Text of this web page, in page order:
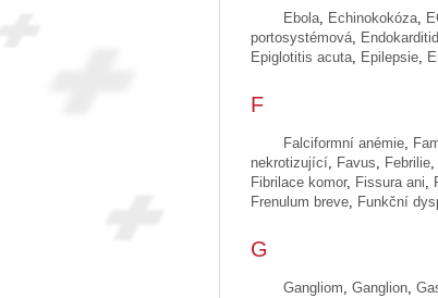
Ebola, Echinokokóza,
portosystémová,
Epiglotitis acuta, Epilepsie,
F
Falciformní anémie,
nekrotizující, Favus, Febrilie,
Fibrilace komor, Fissura ani,
Frenulum breve, Funkční
G
Gangliom,Ganglion,